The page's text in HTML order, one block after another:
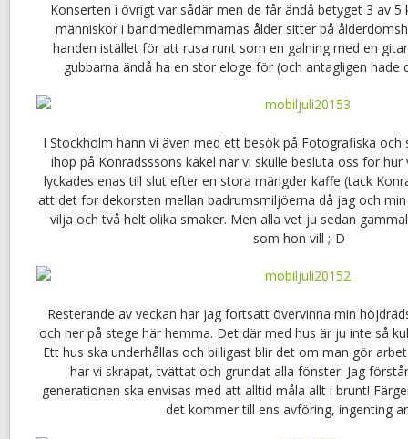
Konserten i övrigt var sådär men de får ändå betyget 3 av
människor i bandmedlemmarnas ålder sitter på
handen istället för att rusa runt som en galning med en
gubbarna ändå ha en stor eloge för (och antagligen hade
I Stockholm hann vi även med ett besök på Fotografiska
ihop på Konradsssons kakel när vi skulle besluta oss för hur
lyckades enas till slut efter en stora mängder kaffe (tack
att det for dekorsten mellan badrumsmiljöerna då jag och
vilja och två helt olika smaker. Men alla vet ju sedan
som hon vill ;-D
Resterande av veckan har jag fortsatt övervinna min
och ner på stege här hemma. Det där med hus är ju inte så
Ett hus ska underhållas och billigast blir det om man gör
har vi skrapat, tvättat och grundat alla fönster. Jag
generationen ska envisas med att alltid måla allt i brunt!
det kommer till ens avföring, ingenting